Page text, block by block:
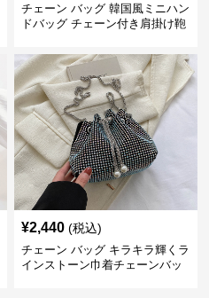
チェーン バッグ 韓国風ミニハン
ドバッグ チェーン付き肩掛け鞄
¥2,440 (税込)
チェーン バッグ キラキラ輝くラ
インストーン巾着チェーンバッ